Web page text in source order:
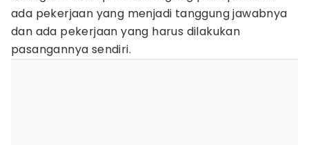
ada pekerjaan yang menjadi tanggung jawabnya
dan ada pekerjaan yang harus dilakukan
pasangannya sendiri.